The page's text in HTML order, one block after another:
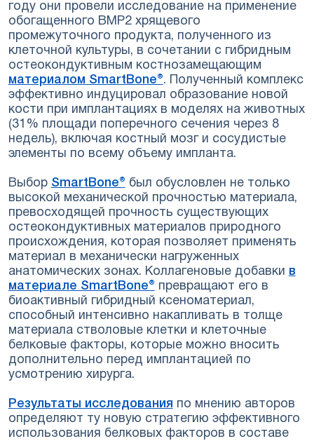
году они провели исследование на применение
обогащенного BMP2 хрящевого
промежуточного продукта, полученного из
клеточной культуры, в сочетании с гибридным
остеокондуктивным костнозамещающим
материалом SmartBone®. Полученный комплекс
эффективно индуцировал образование новой
кости при имплантациях в моделях на животных
(31% площади поперечного сечения через 8
недель), включая костный мозг и сосудистые
элементы по всему объему импланта.
Выбор SmartBone® был обусловлен не только
высокой механической прочностью материала,
превосходящей прочность существующих
остеокондуктивных материалов природного
происхождения, которая позволяет применять
материал в механически нагруженных
анатомических зонах. Коллагеновые добавки в
материале SmartBone® превращают его в
биоактивный гибридный ксеноматериал,
способный интенсивно накапливать в толще
материала стволовые клетки и клеточные
белковые факторы, которые можно вносить
дополнительно перед имплантацией по
усмотрению хирурга.
Результаты исследования по мнению авторов
определяют ту новую стратегию эффективного
использования белковых факторов в составе